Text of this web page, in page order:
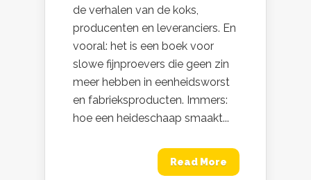
de verhalen van de koks,
producenten en leveranciers. En
vooral: het is een boek voor
slowe fijnproevers die geen zin
meer hebben in eenheidsworst
en fabrieksproducten. Immers:
hoe een heideschaap smaakt...
Read More